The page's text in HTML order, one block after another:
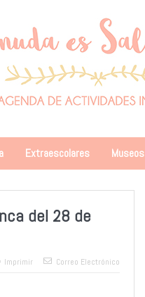
Extraescolares Museos
del 28 de
Imprimir Correo Electrónico